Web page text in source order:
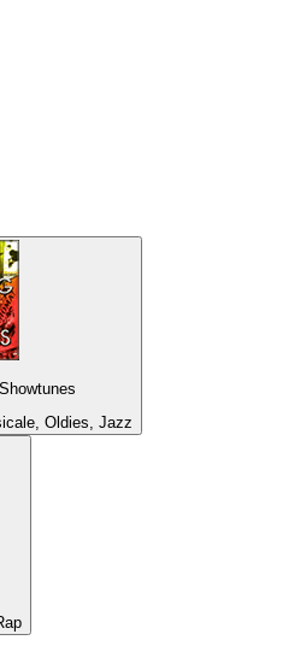
Oldies, Jazz